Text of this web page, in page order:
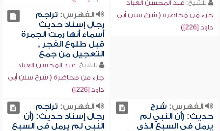
للشيخ: عبد المحسن العباد
جزء من محاضرة ( شرح سنن أبي
داود [226])
الفهرس: تراجم
رجال إسناد حديث
أسماء أنها رمت الجمرة
قبل طلوع الفجر ,
التعجيل من جمع
للشيخ: عبد المحسن العباد
جزء من محاضرة ( شرح سنن أبي
داود [226])
الفهرس: شرح
حديث: (أن النبي لم
يرمل في السبع الذي
الفهرس: تراجم
رجال إسناد حديث: (أن
النبي لم يرمل في السبع